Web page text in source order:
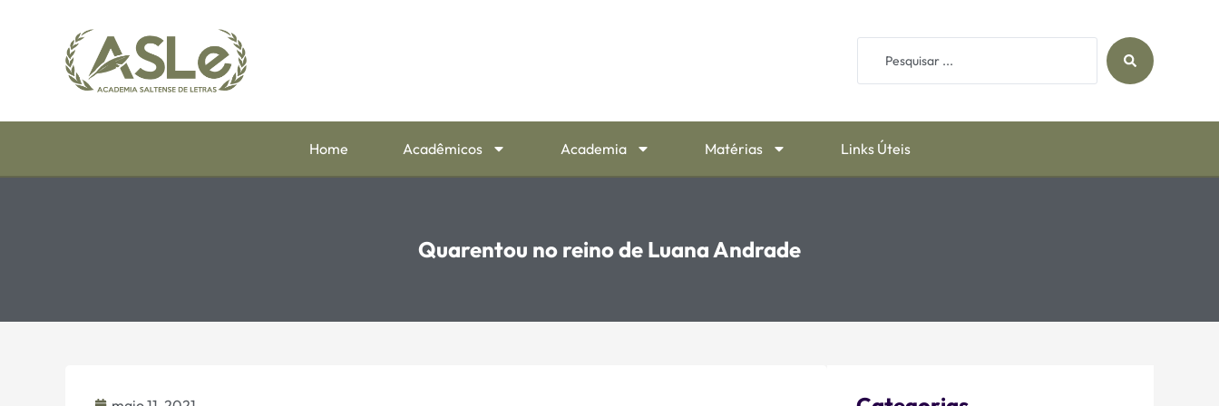
Home Acadêmicos Academia Matérias Links Úteis
Quarentou no reino de Luana Andrade